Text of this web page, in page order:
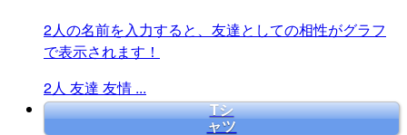
2人の名前を入力すると、友達としての相性がグラフ
で表示されます！
2人 友達 友情 ...
Tシ
ャツ